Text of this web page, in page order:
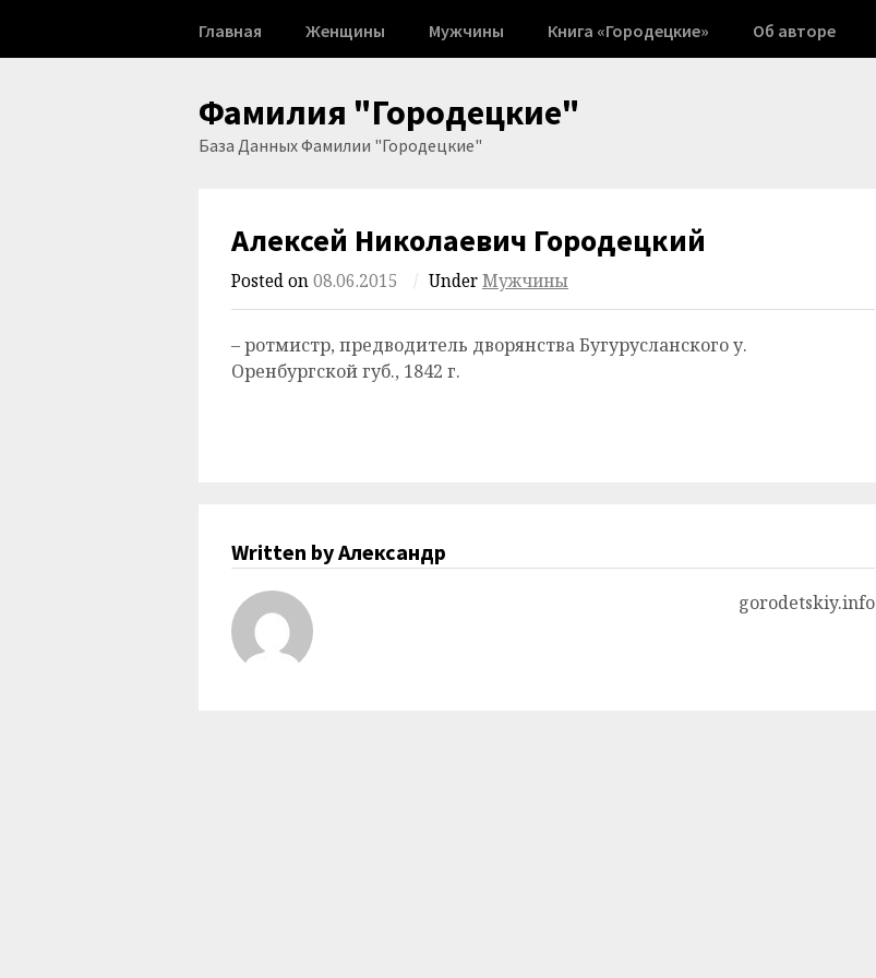
content
Главная Женщины Мужчины Книга «Городецкие» Об авторе
Фамилия "Городецкие"
База Данных Фамилии "Городецкие"
Алексей Николаевич Городецкий
Posted on08.06.2015 / UnderМужчины
– ротмистр, предводитель дворянства Бугурусланского у.
Оренбургской губ., 1842 г.
Written by Александр
gorodetskiy.info